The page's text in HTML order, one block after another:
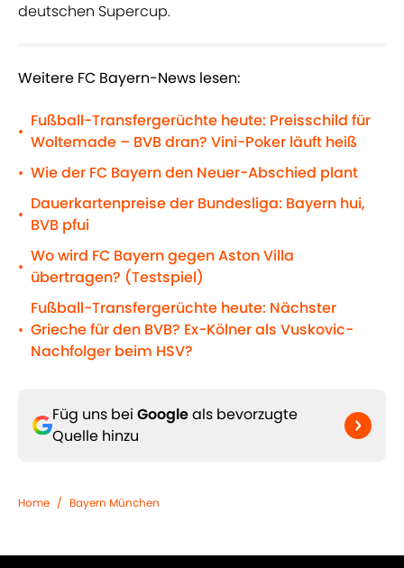
deutschen Supercup.
Weitere FC Bayern-News lesen:
•
Fußball-Transfergerüchte heute: Preisschild für
Woltemade – BVB dran? Vini-Poker läuft heiß
• Wie der FC Bayern den Neuer-Abschied plant
•
Dauerkartenpreise der Bundesliga: Bayern hui,
BVB pfui
•
Wo wird FC Bayern gegen Aston Villa
übertragen? (Testspiel)
•
Fußball-Transfergerüchte heute: Nächster
Grieche für den BVB? Ex-Kölner als Vuskovic-
Nachfolger beim HSV?
Füg uns bei Googleals bevorzugte
Quelle hinzu
Home / Bayern München